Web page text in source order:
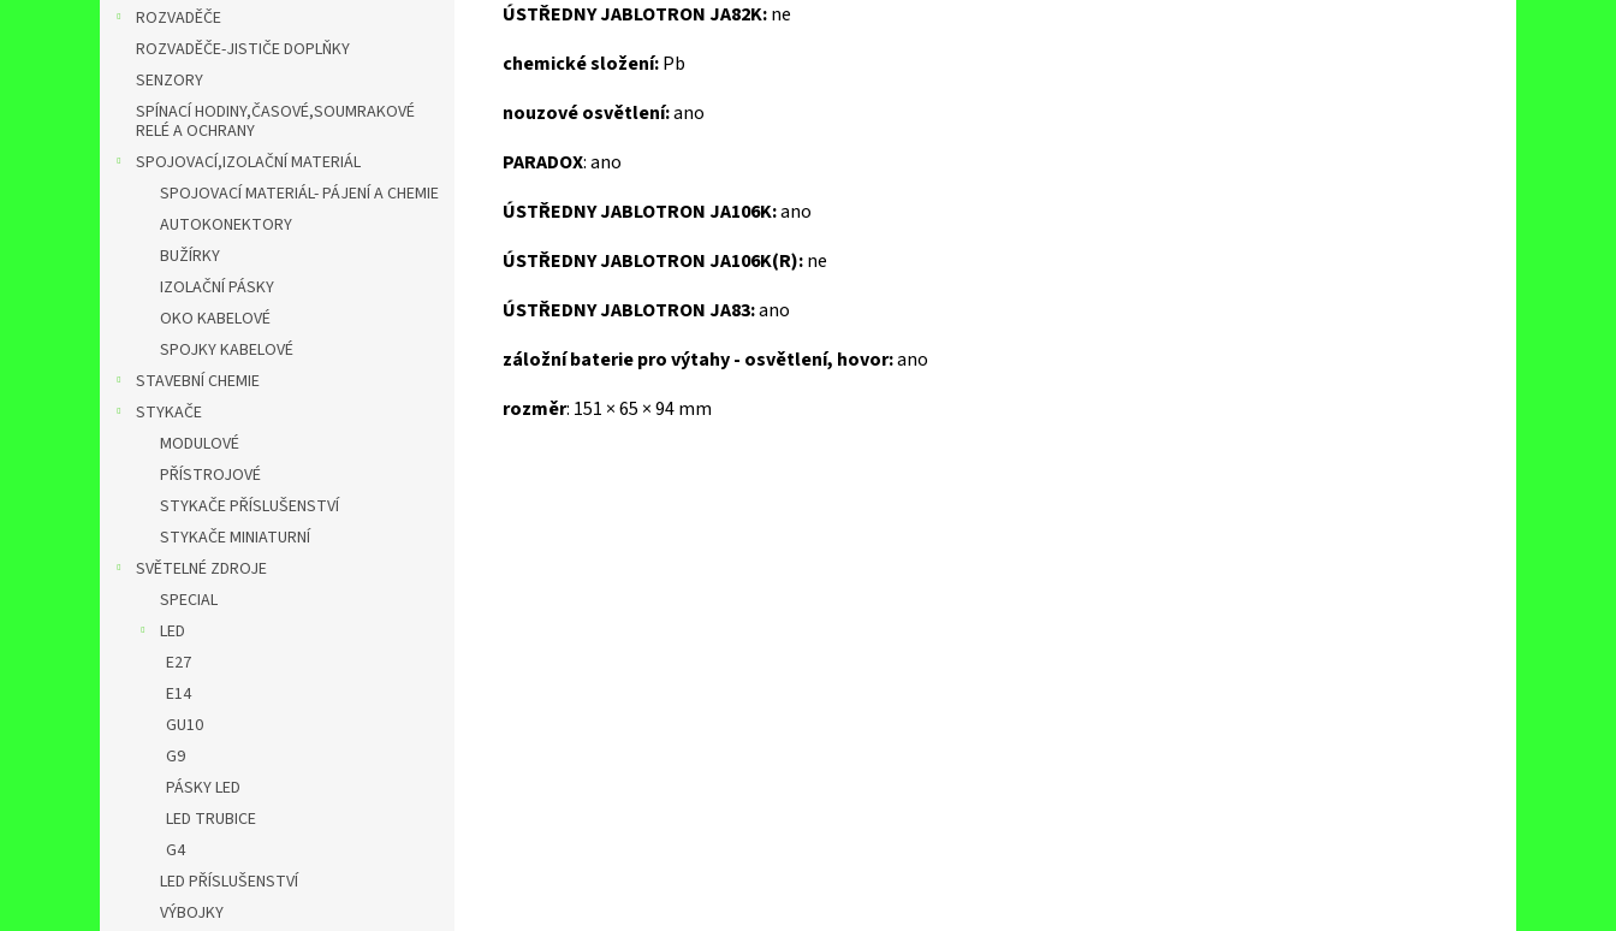
ROZVADĚČE
ROZVADĚČE-JISTIČE DOPLŇKY
SENZORY
SPÍNACÍ HODINY,ČASOVÉ,SOUMRAKOVÉ
RELÉ A OCHRANY
SPOJOVACÍ,IZOLAČNÍ MATERIÁL
SPOJOVACÍ MATERIÁL- PÁJENÍ A CHEMIE
AUTOKONEKTORY
BUŽÍRKY
IZOLAČNÍ PÁSKY
OKO KABELOVÉ
SPOJKY KABELOVÉ
STAVEBNÍ CHEMIE
STYKAČE
MODULOVÉ
PŘÍSTROJOVÉ
STYKAČE PŘÍSLUŠENSTVÍ
STYKAČE MINIATURNÍ
SVĚTELNÉ ZDROJE
SPECIAL
LED
E27
E14
GU10
G9
PÁSKY LED
LED TRUBICE
G4
LED PŘÍSLUŠENSTVÍ
VÝBOJKY
ÚSTŘEDNY JABLOTRON JA82K:ne
chemické složení:Pb
nouzové osvětlení:ano
PARADOX: ano
ÚSTŘEDNY JABLOTRON JA106K:ano
ÚSTŘEDNY JABLOTRON JA106K(R):ne
ÚSTŘEDNY JABLOTRON JA83:ano
záložní baterie pro výtahy - osvětlení, hovor:ano
rozměr: 151 × 65 × 94 mm